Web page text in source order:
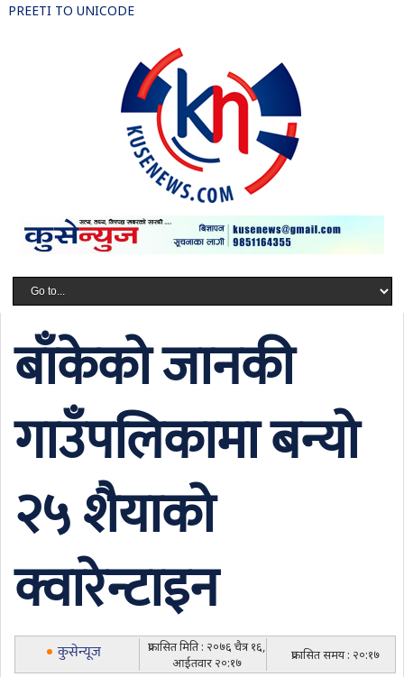
PREETI TO UNICODE
बाँकेको जानकी
गाउँपलिकामा बन्यो
२५ शैयाको
क्वारेन्टाइन
कुसेन्यूज
प्रकासित मिति : २०७६ चैत्र १६,
आईतवार २०:१७
प्रकासित समय : २०:१७